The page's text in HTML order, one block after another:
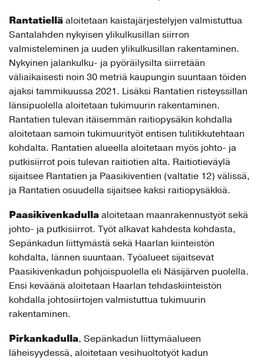
Rantatiellä aloitetaan kaistajärjestelyjen valmistuttua
Santalahden nykyisen ylikulkusillan siirron
valmisteleminen ja uuden ylikulkusillan rakentaminen.
Nykyinen jalankulku- ja pyöräilysilta siirretään
väliaikaisesti noin 30 metriä kaupungin suuntaan töiden
ajaksi tammikuussa 2021. Lisäksi Rantatien risteyssillan
länsipuolella aloitetaan tukimuurin rakentaminen.
Rantatien tulevan itäisemmän raitiopysäkin kohdalla
aloitetaan samoin tukimuurityöt entisen tulitikkutehtaan
kohdalta. Rantatien alueella aloitetaan myös johto- ja
putkisiirrot pois tulevan raitiotien alta. Raitiotieväylä
sijaitsee Rantatien ja Paasikiventien (valtatie 12) välissä,
ja Rantatien osuudella sijaitsee kaksi raitiopysäkkiä.
Paasikivenkadulla aloitetaan maanrakennustyöt sekä
johto- ja putkisiirrot. Työt alkavat kahdesta kohdasta,
Sepänkadun liittymästä sekä Haarlan kiinteistön
kohdalta, lännen suuntaan. Työalueet sijaitsevat
Paasikivenkadun pohjoispuolella eli Näsijärven puolella.
Ensi keväänä aloitetaan Haarlan tehdaskiinteistön
kohdalla johtosiirtojen valmistuttua tukimuurin
rakentaminen.
Pirkankadulla, Sepänkadun liittymäalueen
läheisyydessä, aloitetaan vesihuoltotyöt kadun